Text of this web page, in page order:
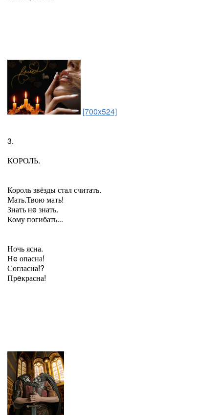
[700x524]
3.
КОРОЛЬ.
Король звёзды стал считать.
Мать.Твою мать!
Знать нe знать.
Кому погибать...
Ночь ясна.
Нe опасна!
Согласна!?
Прeкрасна!